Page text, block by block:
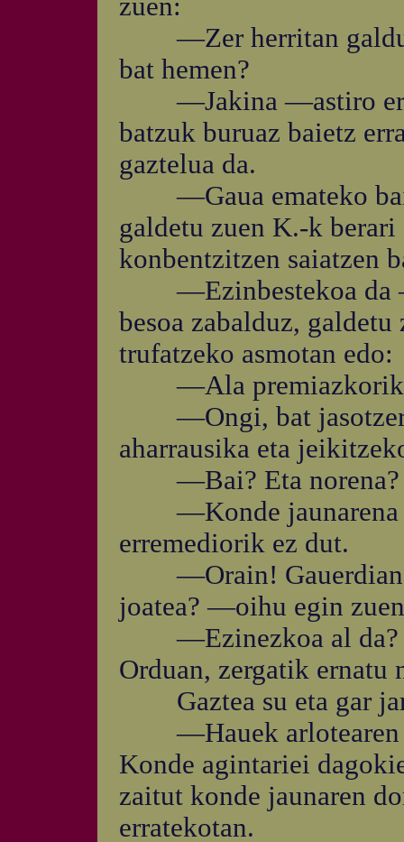
zuen:
—Zer herritan galdu
bat hemen?
—Jakina —astiro
batzuk buruaz baietz
gaztelua da.
—Gaua emateko
galdetu zuen K.-k berari
konbentzitzen saiatzen
—Ezinbestekoa da
besoa zabalduz,
trufatzeko asmotan edo:
—Ala premiazkorik
—Ongi, bat
aharrausika eta
—Bai? Eta norena?
—Konde jaunarena
erremediorik ez dut.
—Orain! Gauerdian!
joatea? —oihu egin
—Ezinezkoa al da?
Orduan, zergatik ernatu
Gaztea su eta gar
—Hauek arlotearen
Konde agintariei
zaitut konde jaunaren
erratekotan.